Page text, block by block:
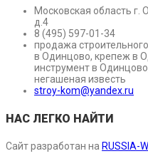
Московская область
д.4
8 (495) 597-01-34
продажа
в Одинцово, крепеж в
инструмент в
негашеная известь
stroy-kom@yandex.ru
НАС ЛЕГКО НАЙТИ
Сайт разработан на RUSSIA-